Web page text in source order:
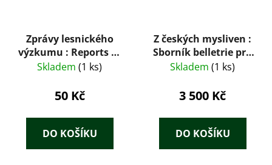
Zprávy lesnického
výzkumu : Reports of
forestry research
Skladem (1 ks)
50 Kč
DO KOŠÍKU
Z českých mysliven :
Sborník belletrie pro
lesníky, myslivce a
Skladem (1 ks)
3 500 Kč
DO KOŠÍKU